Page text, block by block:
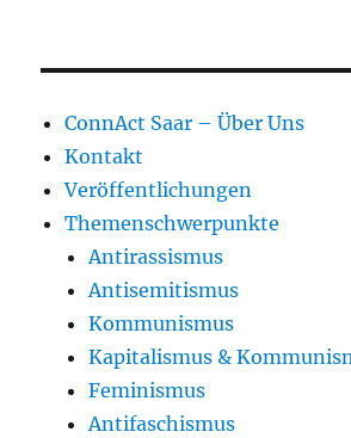
ConnAct Saar – Über Uns
Kontakt
Veröffentlichungen
Themenschwerpunkte
Antirassismus
Antisemitismus
Kommunismus
Kapitalismus &
Feminismus
Antifaschismus